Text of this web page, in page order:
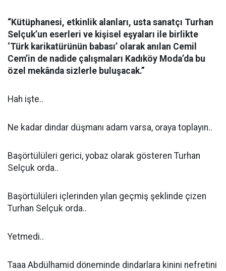
“Kütüphanesi, etkinlik alanları, usta sanatçı Turhan
Selçuk’un eserleri ve kişisel eşyaları ile birlikte
‘Türk karikatürünün babası’ olarak anılan Cemil
Cem’in de nadide çalışmaları Kadıköy Moda’da bu
özel mekânda sizlerle buluşacak.”
Hah işte..
Ne kadar dindar düşmanı adam varsa, oraya toplayın..
Başörtülüleri gerici, yobaz olarak gösteren Turhan
Selçuk orda..
Başörtülüleri içlerinden yılan geçmiş şeklinde çizen
Turhan Selçuk orda..
Yetmedi..
Taaa Abdülhamid döneminde dindarlara kinini nefretini